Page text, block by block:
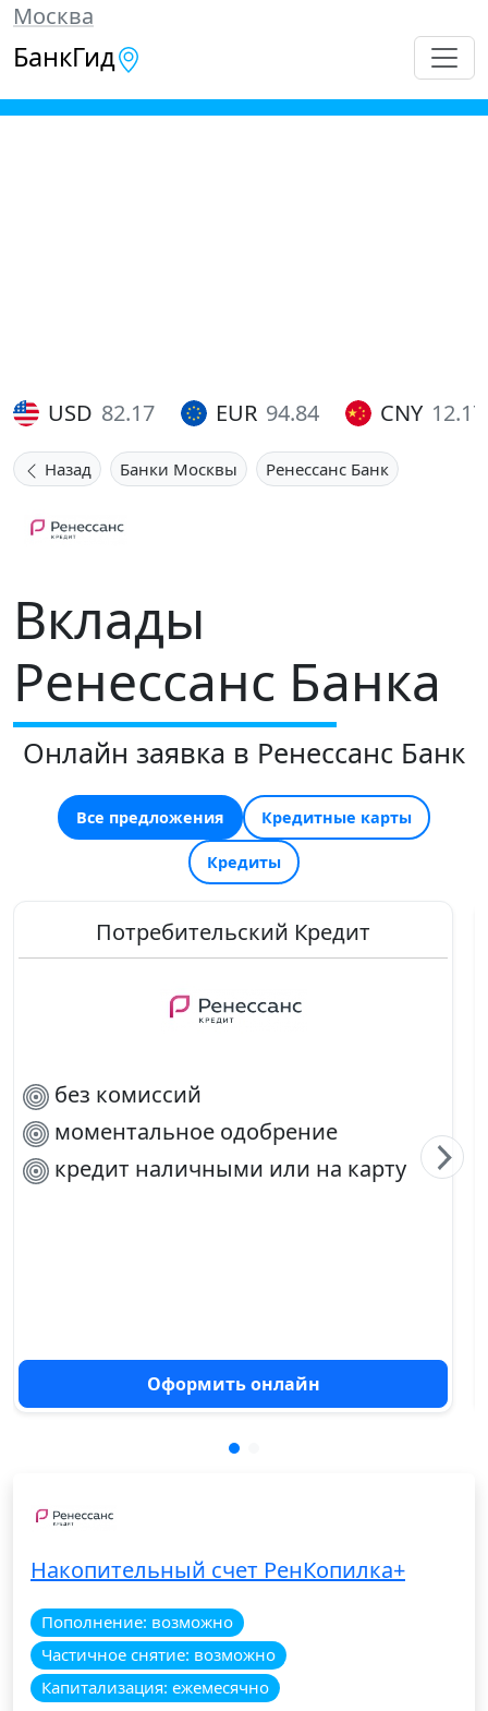
Москва
БанкГид
USD 82.17 EUR 94.84 CNY 12.17
Назад Банки Москвы Ренессанс Банк
Вклады
Ренессанс Банка
Онлайн заявка в Ренессанс Банк
Все предложения Кредитные карты
Кредиты
Потребительский Кредит
без комиссий
моментальное одобрение
кредит наличными или на карту
Оформить онлайн
Накопительный счет РенКопилка+
Пополнение: возможно
Частичное снятие: возможно
Капитализация: ежемесячно